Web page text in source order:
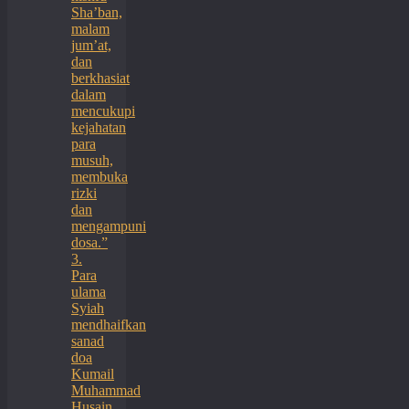
Sha’ban,
malam
jum’at,
dan
berkhasiat
dalam
mencukupi
kejahatan
para
musuh,
membuka
rizki
dan
mengampuni
dosa.”
3.
Para
ulama
Syiah
mendhaifkan
sanad
doa
Kumail
Muhammad